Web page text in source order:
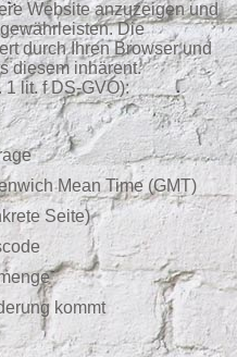
Website anzuzeigen und
Die
durch Ihren Browser und
diesem inhärent.
1 lit. f DS-GVO):
Mean Time (GMT)
Seite)
kommt